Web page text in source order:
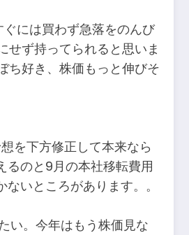
には買わず急落をのんび
せず持ってられると思いま
ち好き、株価もっと伸びそ
を下方修正して本来なら
るのと9月の本社移転費用
いところがあります。。
い。今年はもう株価見な